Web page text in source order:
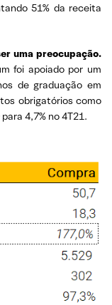
51% da receita
uma preocupação.
foi apoiado por um
de graduação em
obrigatórios como
4,7% no 4T21.